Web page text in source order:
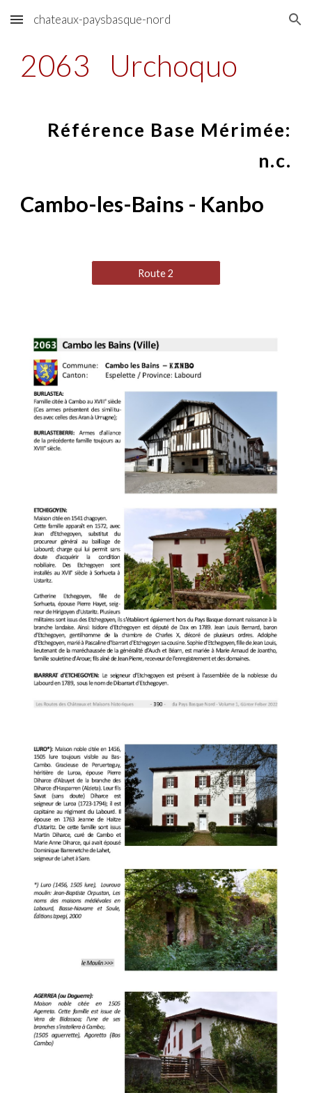
Skip to main content Skip to navigation
chateaux-paysbasque-nord
2063 Urchoquo
Référence Base Mérimée:
n.c.
Cambo-les-Bains - Kanbo
Route 2